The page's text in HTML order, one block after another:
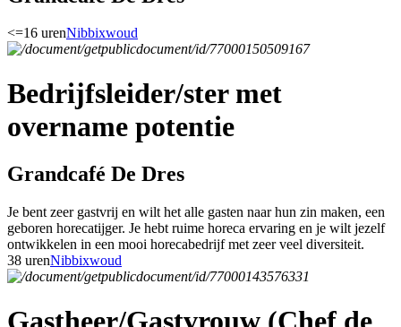
<=16 urenNibbixwoud
Bedrijfsleider/ster met
overname potentie
Grandcafé De Dres
Je bent zeer gastvrij en wilt het alle gasten naar hun zin maken, een
geboren horecatijger. Je hebt ruime horeca ervaring en je wilt jezelf
ontwikkelen in een mooi horecabedrijf met zeer veel diversiteit.
38 urenNibbixwoud
Gastheer/Gastvrouw (Chef de